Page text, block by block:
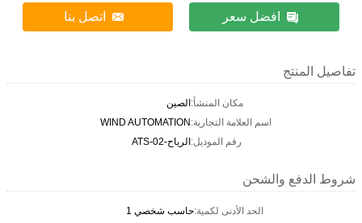
افضل سعر اتصل بنا
تفاصيل المنتج
مكان المنشأ:الصين
اسم العلامة التجارية:WIND AUTOMATION
رقم الموديل:الرياح-ATS-02
شروط الدفع والشحن
الحد الأدنى لكمية:حاسب شخصي 1